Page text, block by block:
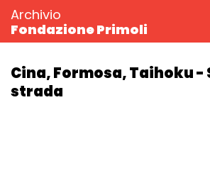
Archivio
Fondazione Primoli
Cina, Formosa, Taihoku -
strada